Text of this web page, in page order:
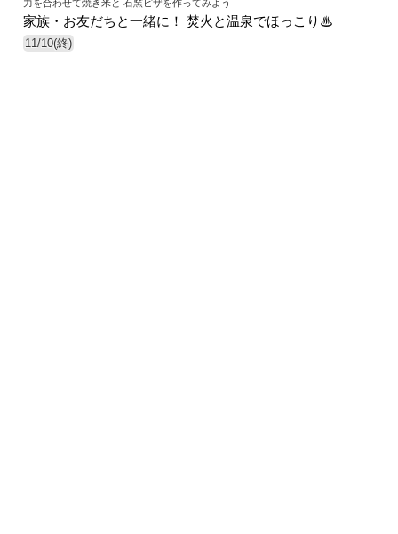
力を合わせて焼き米と 石窯ピザを作ってみよう
家族・お友だちと一緒に！ 焚火と温泉でほっこり♨
11/10(終)